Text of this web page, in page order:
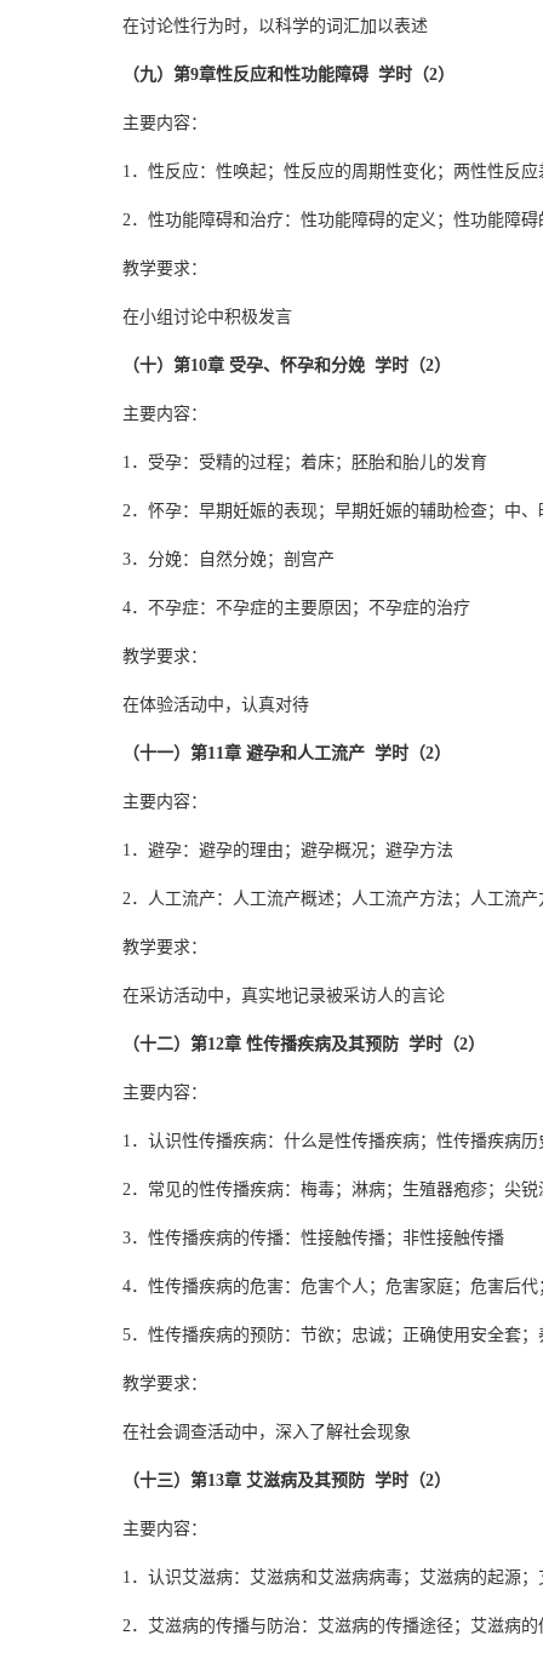
在讨论性行为时，以科学的词汇加以表述
（九）第9章性反应和性功能障碍 学时（2）
主要内容：
1．性反应：性唤起；性反应的周期性变化；两性性反
2．性功能障碍和治疗：性功能障碍的定义；性功能障
教学要求：
在小组讨论中积极发言
（十）第10章 受孕、怀孕和分娩 学时（2）
主要内容：
1．受孕：受精的过程；着床；胚胎和胎儿的发育
2．怀孕：早期妊娠的表现；早期妊娠的辅助检查；中
3．分娩：自然分娩；剖宫产
4．不孕症：不孕症的主要原因；不孕症的治疗
教学要求：
在体验活动中，认真对待
（十一）第11章 避孕和人工流产 学时（2）
主要内容：
1．避孕：避孕的理由；避孕概况；避孕方法
2．人工流产：人工流产概述；人工流产方法；人工流
教学要求：
在采访活动中，真实地记录被采访人的言论
（十二）第12章 性传播疾病及其预防 学时（2）
主要内容：
1．认识性传播疾病：什么是性传播疾病；性传播疾病历
2．常见的性传播疾病：梅毒；淋病；生殖器疱疹；尖
3．性传播疾病的传播：性接触传播；非性接触传播
4．性传播疾病的危害：危害个人；危害家庭；危害后代
5．性传播疾病的预防：节欲；忠诚；正确使用安全套
教学要求：
在社会调查活动中，深入了解社会现象
（十三）第13章 艾滋病及其预防 学时（2）
主要内容：
1．认识艾滋病：艾滋病和艾滋病病毒；艾滋病的起源
2．艾滋病的传播与防治：艾滋病的传播途径；艾滋病